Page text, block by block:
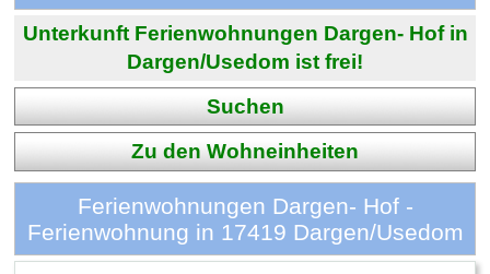
Unterkunft Ferienwohnungen Dargen- Hof in
Dargen/Usedom ist frei!
Suchen
Zu den Wohneinheiten
Ferienwohnungen Dargen- Hof -
Ferienwohnung in 17419 Dargen/Usedom